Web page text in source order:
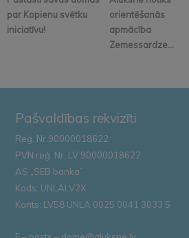
par Kopienu svētku
iniciatīvu!
orientēšanās
apmācība
Zemessardze...
Pašvaldības rekvizīti
Reģ. Nr.90000018622
PVN reģ. Nr. LV 90000018622
AS „SEB banka”
Kods: UNLALV2X
Konts: LV58 UNLA 0025 0041 3033 5